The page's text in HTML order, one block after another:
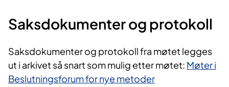
Saksdokumenter og protokoll
Saksdokumenter og protokoll fra møtet legges
ut i arkivet så snart som mulig etter møtet: Møter i
Beslutningsforum for nye metoder